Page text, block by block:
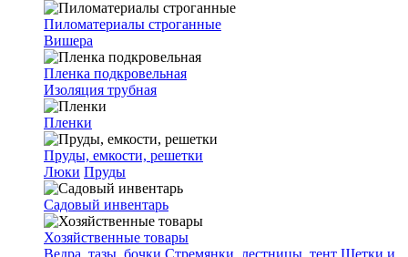
Пиломатериалы строганные
Вишера
Пленка подкровельная
Изоляция трубная
Пленки
Пруды, емкости, решетки
Люки Пруды
Садовый инвентарь
Хозяйственные товары
Ведра, тазы, бочки Стремянки, лестницы, тент Щетки и